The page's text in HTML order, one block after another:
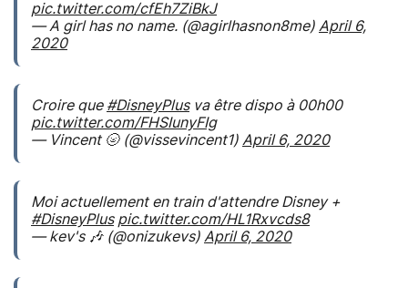
pic.twitter.com/cfEh7ZiBkJ
— A girl has no name. (@agirlhasnon8me) April 6,
2020
Croire que #DisneyPlusva être dispo à 00h00
pic.twitter.com/FHSIunyFIg
— Vincent 🌝 (@vissevincent1) April 6, 2020
Moi actuellement en train d'attendre Disney +
#DisneyPlus pic.twitter.com/HL1Rxvcds8
— kev's 🎶 (@onizukevs) April 6, 2020